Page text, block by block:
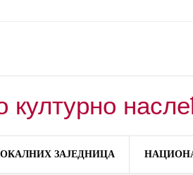
културно
ЗАЈЕДНИЦА